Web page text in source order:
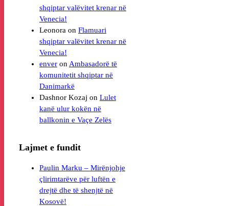
shqiptar valëvitet krenar në
Venecia!
Leonora on Flamuari
shqiptar valëvitet krenar në
Venecia!
enveron Ambasadorë të
komunitetit shqiptar në
Danimarkë
Dashnor Kozaj on Lulet
kanë ulur kokën në
ballkonin e Vaçe Zelës‏
Lajmet e fundit
Paulin Marku – Mirënjohje
çlirimtarëve për luftën e
drejtë dhe të shenjtë në
Kosovë!